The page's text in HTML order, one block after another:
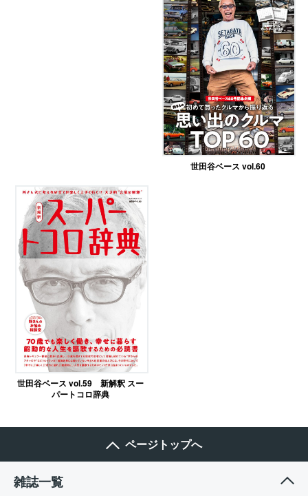
世田谷ベース vol.60
世田谷ベース vol.59 新解釈 スー
パートコロ辞典
ページトップへ
雑誌一覧